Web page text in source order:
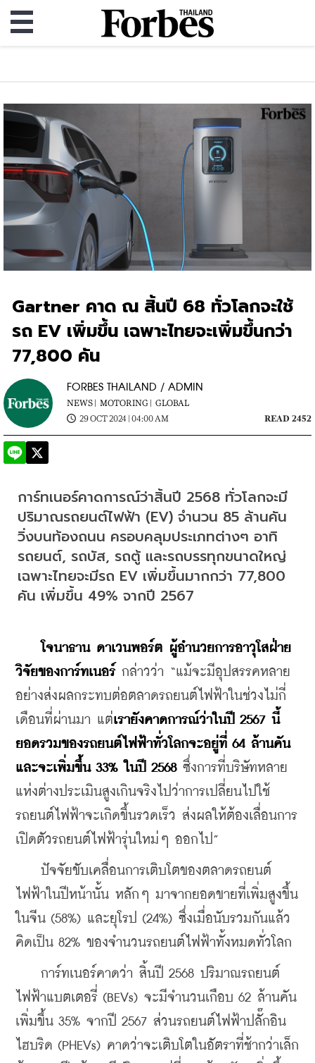
Gartner คาด ณ สิ้นปี 68 ทั่วโลกจะใช้
รถ EV เพิ่มขึ้น เฉพาะไทยจะเพิ่มขึ้นกว่า
77,800 คัน
FORBES THAILAND / ADMIN
NEWS | MOTORING | GLOBAL
29 OCT 2024 | 04:00 AM
READ 2452
การ์ทเนอร์คาดการณ์ว่าสิ้นปี 2568 ทั่วโลกจะมี
ปริมาณรถยนต์ไฟฟ้า (EV) จำนวน 85 ล้านคัน
วิ่งบนท้องถนน ครอบคลุมประเภทต่างๆ อาทิ
รถยนต์, รถบัส, รถตู้ และรถบรรทุกขนาดใหญ่
เฉพาะไทยจะมีรถ EV เพิ่มขึ้นมากกว่า 77,800
คัน เพิ่มขึ้น 49% จากปี 2567
โจนาธาน ดาเวนพอร์ต ผู้อำนวยการอาวุโสฝ่าย
วิจัยของการ์ทเนอร์ กล่าวว่า “แม้จะมีอุปสรรคหลาย
อย่างส่งผลกระทบต่อตลาดรถยนต์ไฟฟ้าในช่วงไม่กี่
เดือนที่ผ่านมา แต่เรายังคาดการณ์ว่าในปี 2567 นี้
ยอดรวมของรถยนต์ไฟฟ้าทั่วโลกจะอยู่ที่ 64 ล้านคัน
และจะเพิ่มขึ้น 33% ในปี 2568 ซึ่งการที่บริษัทหลาย
แห่งต่างประเมินสูงเกินจริงไปว่าการเปลี่ยนไปใช้
รถยนต์ไฟฟ้าจะเกิดขึ้นรวดเร็ว ส่งผลให้ต้องเลื่อนการ
เปิดตัวรถยนต์ไฟฟ้ารุ่นใหม่ๆ ออกไป”
ปัจจัยขับเคลื่อนการเติบโตของตลาดรถยนต์
ไฟฟ้าในปีหน้านั้น หลักๆ มาจากยอดขายที่เพิ่มสูงขึ้น
ในจีน (58%) และยุโรป (24%) ซึ่งเมื่อนับรวมกันแล้ว
คิดเป็น 82% ของจำนวนรถยนต์ไฟฟ้าทั้งหมดทั่วโลก
การ์ทเนอร์คาดว่า สิ้นปี 2568 ปริมาณรถยนต์
ไฟฟ้าแบตเตอรี่ (BEVs) จะมีจำนวนเกือบ 62 ล้านคัน
เพิ่มขึ้น 35% จากปี 2567 ส่วนรถยนต์ไฟฟ้าปลั๊กอิน
ไฮบริด (PHEVs) คาดว่าจะเติบโตในอัตราที่ช้ากว่าเล็ก